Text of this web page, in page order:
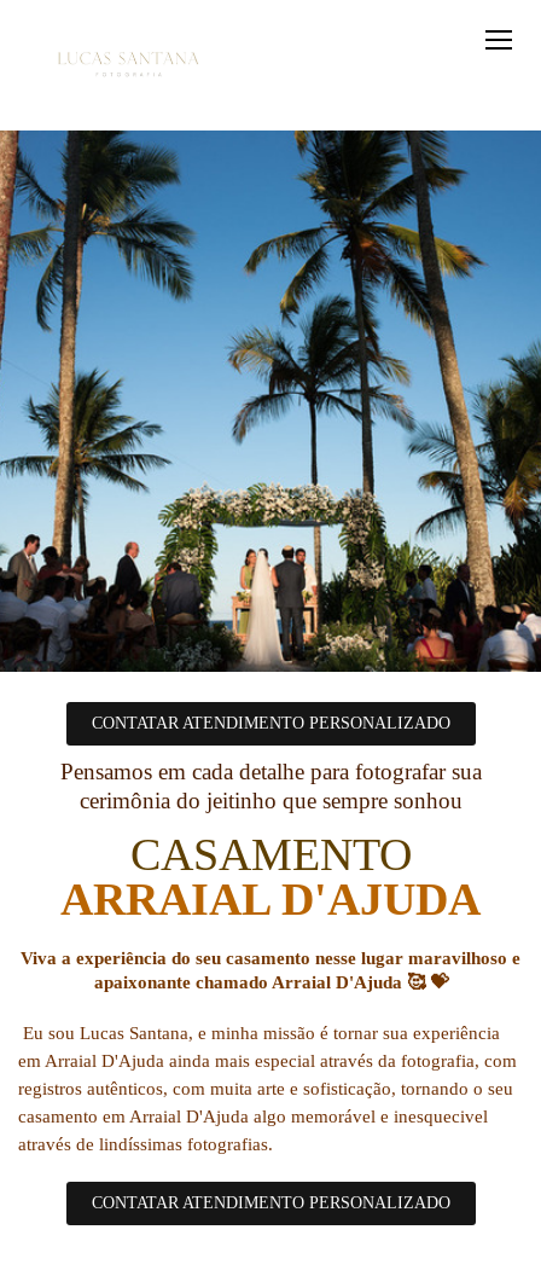
CONTATAR ATENDIMENTO PERSONALIZADO
Pensamos em cada detalhe para fotografar sua
cerimônia do jeitinho que sempre sonhou
CASAMENTO
ARRAIAL D'AJUDA
Viva a experiência do seu casamento nesse lugar maravilhoso e
apaixonante chamado Arraial D'Ajuda 🥰 💝
Eu sou Lucas Santana, e minha missão é tornar sua experiência
em Arraial D'Ajuda ainda mais especial através da fotografia, com
registros autênticos, com muita arte e sofisticação, tornando o seu
casamento em Arraial D'Ajuda algo memorável e inesquecivel
através de lindíssimas fotografias.
CONTATAR ATENDIMENTO PERSONALIZADO